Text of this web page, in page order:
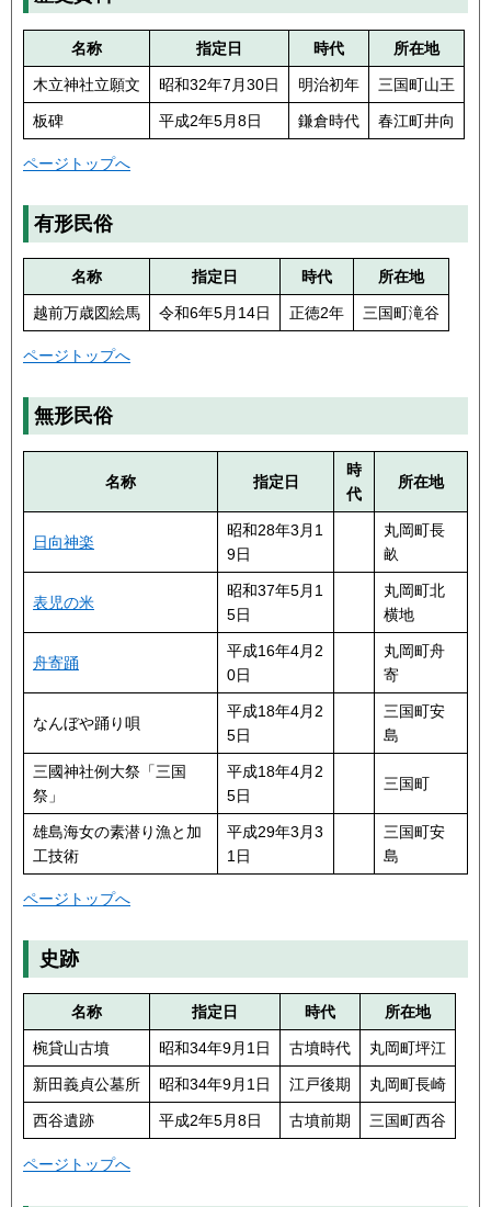
名称 指定日 時代 所在地
木立神社立願文 昭和32年7月30日 明治初年 三国町山王
板碑 平成2年5月8日 鎌倉時代 春江町井向
ページトップへ
有形民俗
名称 指定日 時代 所在地
越前万歳図絵馬 令和6年5月14日 正徳2年 三国町滝谷
ページトップへ
無形民俗
名称 指定日
時
代
所在地
日向神楽
昭和28年3月1
9日
丸岡町長
畝
表児の米
昭和37年5月1
5日
丸岡町北
横地
舟寄踊
平成16年4月2
0日
丸岡町舟
寄
なんぼや踊り唄
平成18年4月2
5日
三国町安
島
三國神社例大祭「三国
祭」
平成18年4月2
5日
三国町
雄島海女の素潜り漁と加
工技術
平成29年3月3
1日
三国町安
島
ページトップへ
史跡
名称 指定日 時代 所在地
椀貸山古墳 昭和34年9月1日 古墳時代 丸岡町坪江
新田義貞公墓所 昭和34年9月1日 江戸後期 丸岡町長崎
西谷遺跡 平成2年5月8日 古墳前期 三国町西谷
ページトップへ